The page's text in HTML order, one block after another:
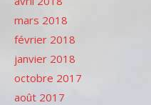
mars 2018
février 2018
janvier 2018
octobre 2017
août 2017